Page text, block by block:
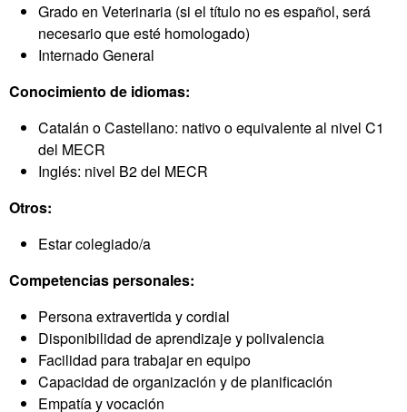
Grado en Veterinaria (si el título no es español, será
necesario que esté homologado)
Internado General
Conocimiento de idiomas:
Catalán o Castellano: nativo o equivalente al nivel C1
del MECR
Inglés: nivel B2 del MECR
Otros:
Estar colegiado/a
Competencias personales:
Persona extravertida y cordial
Disponibilidad de aprendizaje y polivalencia
Facilidad para trabajar en equipo
Capacidad de organización y de planificación
Empatía y vocación